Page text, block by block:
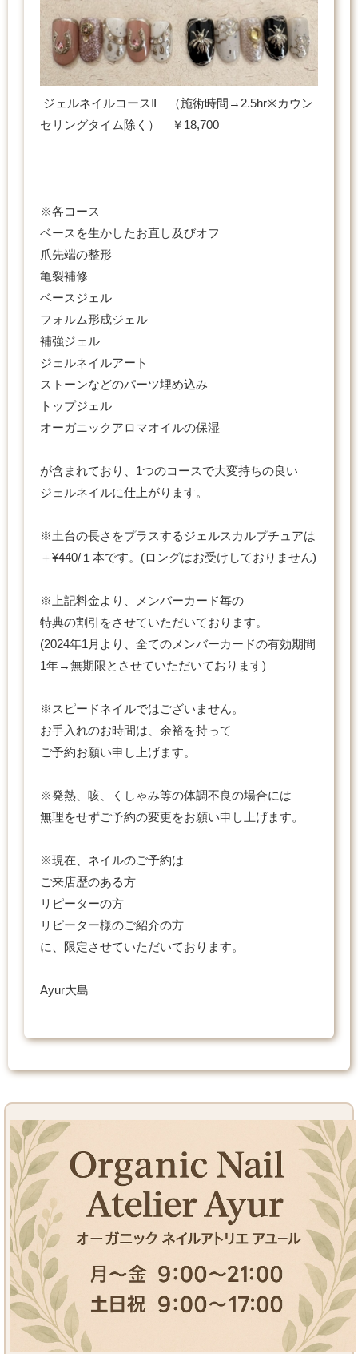
ジェルネイルコースⅡ （施術時間→2.5hr※カウン
セリングタイム除く） ￥18,700
※各コース
ベースを生かしたお直し及びオフ
爪先端の整形
亀裂補修
ベースジェル
フォルム形成ジェル
補強ジェル
ジェルネイルアート
ストーンなどのパーツ埋め込み
トップジェル
オーガニックアロマオイルの保湿
が含まれており、1つのコースで大変持ちの良い
ジェルネイルに仕上がります。
※土台の長さをプラスするジェルスカルプチュアは
＋¥440/１本です。(ロングはお受けしておりません)
※上記料金より、メンバーカード毎の
特典の割引をさせていただいております。
(2024年1月より、全てのメンバーカードの有効期間
1年→無期限とさせていただいております)
※スピードネイルではございません。
お手入れのお時間は、余裕を持って
ご予約お願い申し上げます。
※発熱、咳、くしゃみ等の体調不良の場合には
無理をせずご予約の変更をお願い申し上げます。
※現在、ネイルのご予約は
ご来店歴のある方
リピーターの方
リピーター様のご紹介の方
に、限定させていただいております。
Ayur大島